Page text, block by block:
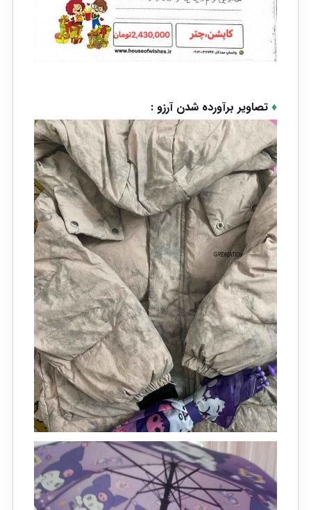
♦تصاویر برآورده شدن آرزو :